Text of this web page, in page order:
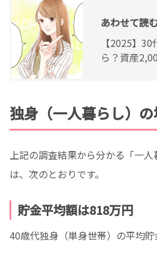
あわせて読
【2025】
ら？資産
独身（一人暮らし）
上記の調査結果から分かる「一人
は、次のとおりです。
貯金平均額は818万円
40歳代独身（単身世帯）の平均貯